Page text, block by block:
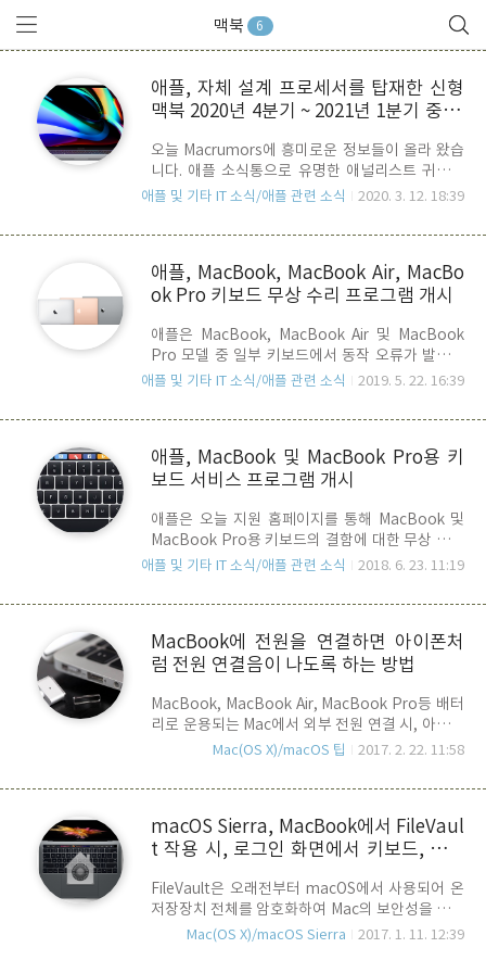
맥북 6
애플, 자체 설계 프로세서를 탑재한 신형
맥북 2020년 4분기 ~ 2021년 1분기 중 출
오늘 Macrumors에 흥미로운 정보들이 올라 왔습
니다. 애플 소식통으로 유명한 애널리스트 귀밍치
의 레포트를 입수한 모양입니다. 소식에 의하면, 가
프로와 맥북 에어 모델을 2020년 2분기에 출시할
mechanism) 키보드로 꽤나 고생하신 분들이 많
죠.. 사실이라면 좋은 소식입니다. 이번 레포트에서
2021년 1분기에 자체 설계한 프로세서를 탑재한
맥북모델을 출시할 계획을 갖고 있다는 대목인데
요.. 레포트에서는 맥북 프로 라인업인지 아니면, 맥
다. 애플이 자사의 맥북 라인업에서 Intel CPU..
애플 및 기타 IT 소식/애플 관련 소식 2020. 3. 12. 18:39
애플, MacBook, MacBook Air, MacBo
ok Pro 키보드 무상 수리 프로그램 개시
애플은 MacBook, MacBook Air 및 MacBook
Pro 모델 중 일부 키보드에서 동작 오류가 발생하
는 것을 확인, 아래와 같은 오류가 있는 경우 무상
드 수리 서비드 대상은 아래와 같습니다.
MacBook (Retina, 12­-inch, Early 2016)
MacBook (Retina, 12-­inch, 2017) MacBook
inch, 2016, Thunderbolt 3 포트 2개) MacBook
Pro (13-­inch, 2017, Thunderbolt 3 포트 2개)
MacBook P..
애플 및 기타 IT 소식/애플 관련 소식 2019. 5. 22. 16:39
애플, MacBook 및 MacBook Pro용 키
보드 서비스 프로그램 개시
애플은 오늘 지원 홈페이지를 통해 MacBook 및
MacBook Pro용 키보드의 결함에 대한 무상 서비
스를 시행하는 프로그램을 공지 했습니다. 대상 기
이후의 맥으로 아래와 같은 이상 증상이 있는 사용
키보드를 눌러도 문자가 표시되지 않음. - 누른 키가
튀어 올라오지 않거나 키를 눌렀을 때 반응이 일정
은 키보드 전체를 교체하게 된다고 합니다. 참고 사
항.- 이 프로그램의 적용 시, MacBook 및
MacBook Pro의 표준 보증 적용 범위가 연장되는
리를 받은 경우 환불될 수..
애플 및 기타 IT 소식/애플 관련 소식 2018. 6. 23. 11:19
MacBook에 전원을 연결하면 아이폰처
럼 전원 연결음이 나도록 하는 방법
MacBook, MacBook Air, MacBook Pro등 배터
리로 운용되는 Mac에서 외부 전원 연결 시, 아이폰
처럼 연결음이 울리도록 하는 방법입니다. 터미널
write com.apple.PowerChime
/System/Library/CoreServices/PowerChime.app
&위의 명령을 실행 후, 전원 케이블을 빼고 다시 연
다. 해당 기능을 제거하려면, 아래의 명령을 수행합
니다. defaults write com.apple.PowerChime
ChimeOnAllHardware -bool false;killall
Mac(OS X)/macOS 팁 2017. 2. 22. 11:58
macOS Sierra, MacBook에서 FileVaul
t 작용 시, 로그인 화면에서 키보드, 키보
되는 버그 발생, 주의 요망
FileVault은 오래전부터 macOS에서 사용되어 온
저장장치 전체를 암호화하여 Mac의 보안성을 높이
는 기능입니다 만, macOS Sierra(10.12,1 ,
Mac(OS X)/macOS Sierra 2017. 1. 11. 12:39